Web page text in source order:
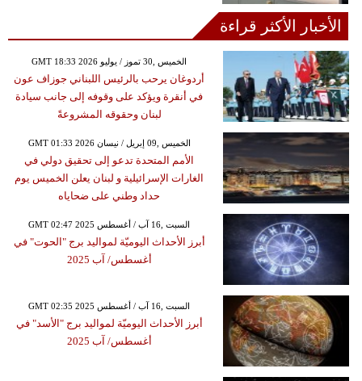
الأخبار الأكثر قراءة
GMT 18:33 2026 الخميس ,30 تموز / يوليو
أردوغان يرحب بالرئيس اللبناني جوزاف عون
في أنقرة ويؤكد على وقوفه إلى جانب سيادة
لبنان وحقوقه المشروعةً
GMT 01:33 2026 الخميس ,09 إبريل / نيسان
الأمم المتحدة تدعو إلى تحقيق دولي في
الغارات الإسرائيلية و لبنان يعلن الخميس يوم
حداد وطني على ضحاياه
GMT 02:47 2025 السبت ,16 آب / أغسطس
أبرز الأحداث اليوميّة لمواليد برج "الحوت" في
أغسطس/ آب 2025
GMT 02:35 2025 السبت ,16 آب / أغسطس
أبرز الأحداث اليوميّة لمواليد برج "الأسد" في
أغسطس/ آب 2025